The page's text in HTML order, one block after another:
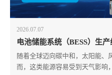
2026.07.07
电池储能系统（BESS）生
随着全球迈向碳中和，太阳能、
而，这类能源容易受到天气影响